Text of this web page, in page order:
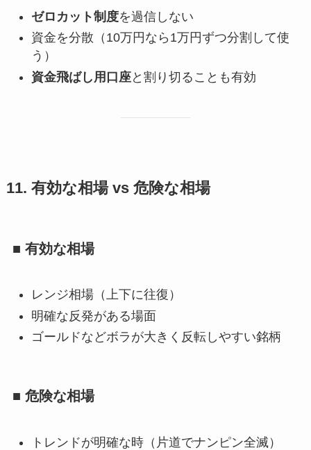
ゼロカット制度を過信しない
資金を分散（10万円なら1万円ずつ分割して使
う）
資金飛ばし用口座と割り切ることも有効
11. 有効な相場 vs 危険な相場
■ 有効な相場
レンジ相場（上下に往復）
明確な反発がある場面
ゴールドなどボラが大きく反転しやすい銘柄
■ 危険な相場
トレンドが明確な時（片道でナンピン全滅）